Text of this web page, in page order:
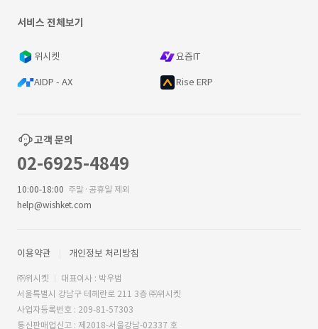
서비스 전체보기
위시켓 요즘IT
AIDP - AX Rise ERP
고객 문의
02-6925-4849
10:00-18:00 주말·공휴일 제외
help@wishket.com
이용약관 개인정보 처리방침
㈜위시켓
대표이사 : 박우범
서울특별시 강남구 테헤란로 211 3층 ㈜위시켓
사업자등록번호 : 209-81-57303
통신판매업신고 : 제2018-서울강남-02337 호